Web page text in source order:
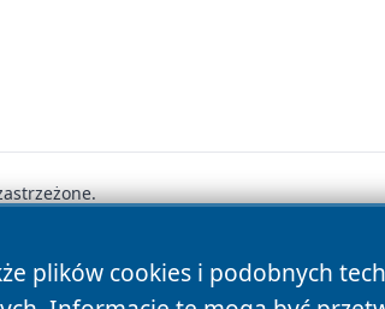
plików cookies i podobnych
Cookies